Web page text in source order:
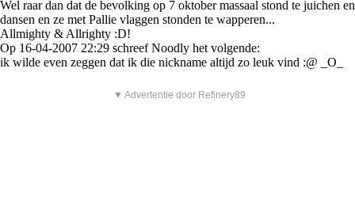
Wel raar dan dat de bevolking op 7 oktober massaal stond te juichen en
dansen en ze met Pallie vlaggen stonden te wapperen...
Allmighty & Allrighty :D!
Op 16-04-2007 22:29 schreef Noodly het volgende:
ik wilde even zeggen dat ik die nickname altijd zo leuk vind :@ _O_
▼ Advertentie door Refinery89